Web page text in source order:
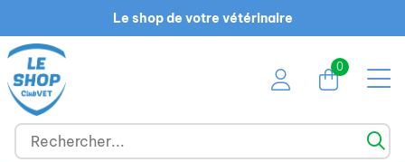
Le shop de votre vétérinaire
0